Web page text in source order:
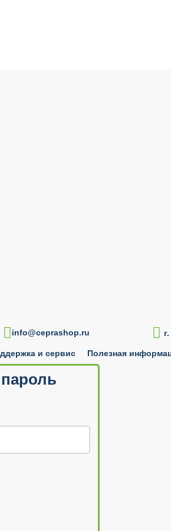
info@ceprashop.ru 
и сервис Полезная